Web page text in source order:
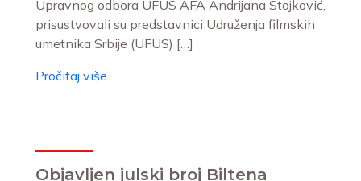
Upravnog odbora UFUS AFA Andrijana Stojković,
prisustvovali su predstavnici Udruženja filmskih
umetnika Srbije (UFUS) […]
Pročitaj više
Objavljen julski broj Biltena